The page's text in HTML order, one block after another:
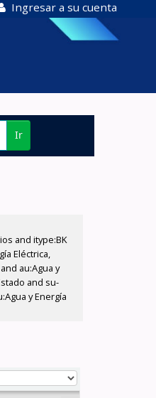
Ingresar a su cuenta
Ir
and itype:BK
Eléctrica,
au:Agua y
and su-
y Energía